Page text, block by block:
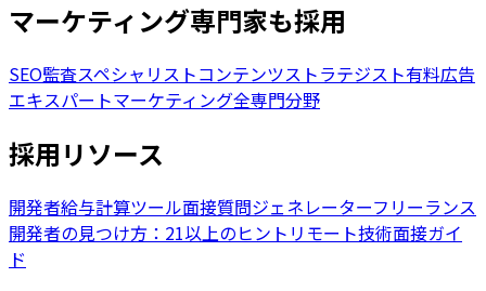
マーケティング専門家も採用
SEO監査スペシャリストコンテンツストラテジスト有料広告
エキスパートマーケティング全専門分野
採用リソース
開発者給与計算ツール面接質問ジェネレーターフリーランス
開発者の見つけ方：21以上のヒント リモート技術面接ガイ
ド